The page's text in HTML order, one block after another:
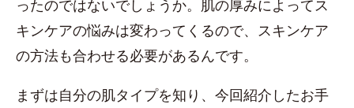
ったのではないでしょうか。肌の厚みによってス
キンケアの悩みは変わってくるので、スキンケア
の方法も合わせる必要があるんです。
まずは自分の肌タイプを知り、今回紹介したお手